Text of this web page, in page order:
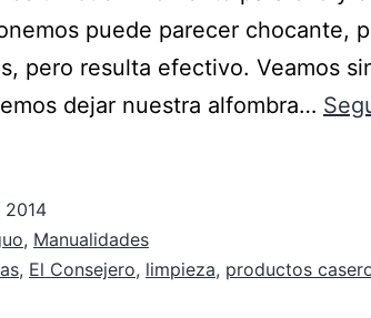
puede parecer chocante,
pero resulta efectivo. Veamos
dejar nuestra alfombra…
2014
, Manualidades
, El Consejero, limpieza, productos